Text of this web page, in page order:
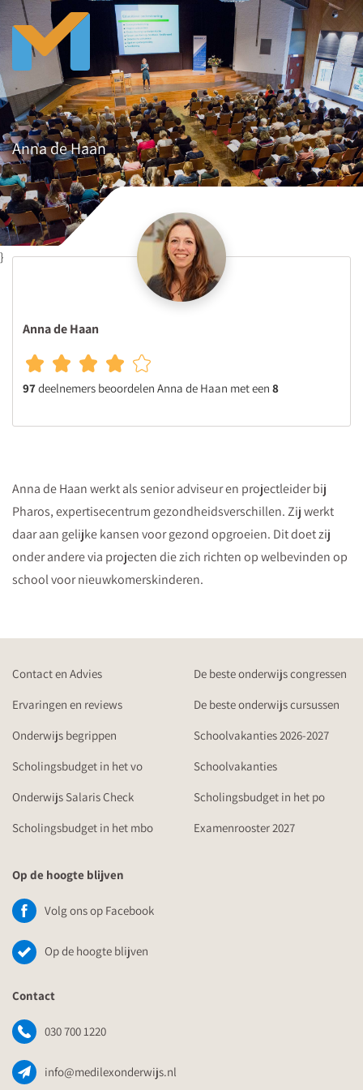
Anna de Haan
}
Anna de Haan
97deelnemers beoordelen Anna de Haan met een 8
Anna de Haan werkt als senior adviseur en projectleider bij
Pharos, expertisecentrum gezondheidsverschillen. Zij werkt
daar aan gelijke kansen voor gezond opgroeien. Dit doet zij
onder andere via projecten die zich richten op welbevinden op
school voor nieuwkomerskinderen.
Contact en Advies
De beste onderwijs congressen
Ervaringen en reviews
De beste onderwijs cursussen
Onderwijs begrippen
Schoolvakanties 2026-2027
Scholingsbudget in het vo
Schoolvakanties
Onderwijs Salaris Check
Scholingsbudget in het po
Scholingsbudget in het mbo
Examenrooster 2027
Op de hoogte blijven
Volg ons op Facebook
Op de hoogte blijven
Contact
030 700 1220
info@medilexonderwijs.nl